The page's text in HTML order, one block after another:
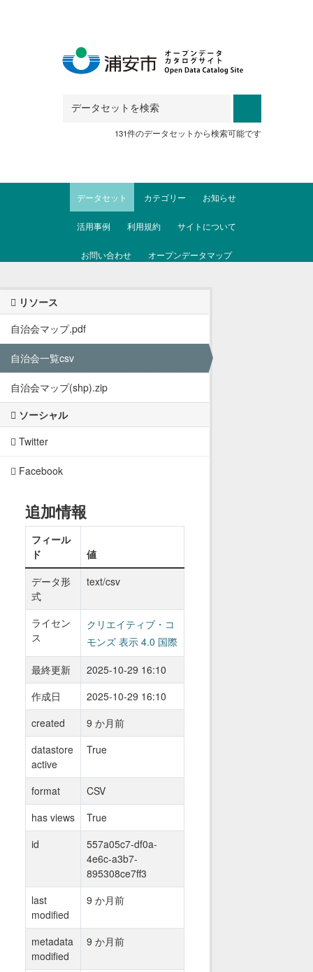
131件のデータセットから検索可能です
データセット カテゴリー お知らせ
活用事例 利用規約 サイトについて
お問い合わせ オープンデータマップ
リソース
自治会マップ.pdf
自治会一覧csv
自治会マップ(shp).zip
ソーシャル
Twitter
Facebook
追加情報
フィール
ド
値
データ形
式
text/csv
ライセン
ス
クリエイティブ・コ
モンズ 表示 4.0 国際
最終更新
2025-10-29 16:10
作成日
2025-10-29 16:10
created
9 か月前
datastore
active
True
format
CSV
has views
True
id
557a05c7-df0a-
4e6c-a3b7-
895308ce7ff3
last
modified
9 か月前
metadata
modified
9 か月前